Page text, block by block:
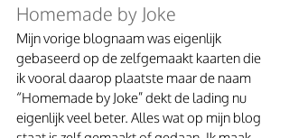
Homemade by Joke
Mijn vorige blognaam was eigenlijk
gebaseerd op de zelfgemaakt kaarten die
ik vooral daarop plaatste maar de naam
“Homemade by Joke” dekt de lading nu
eigenlijk veel beter. Alles wat op mijn blog